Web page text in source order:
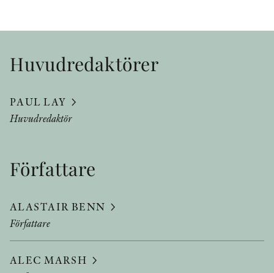
Huvudredaktörer
PAUL LAY
Huvudredaktör
Författare
ALASTAIR BENN
Författare
ALEC MARSH